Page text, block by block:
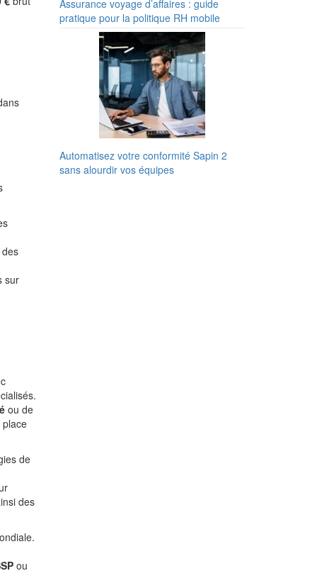
sur
ou de
place
de
des
ou
Assurance voyage d’affaires : guide
pratique pour la politique RH mobile
Automatisez votre conformité Sapin 2
sans alourdir vos équipes